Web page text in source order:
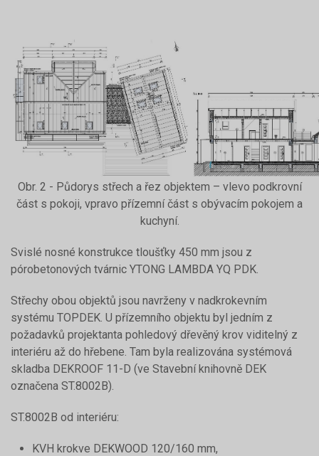
Obr. 2 - Půdorys střech a řez objektem – vlevo podkrovní
část s pokoji, vpravo přízemní část s obývacím pokojem a
kuchyní.
Svislé nosné konstrukce tloušťky 450 mm jsou z
pórobetonových tvárnic YTONG LAMBDA YQ PDK.
Střechy obou objektů jsou navrženy v nadkrokevním
systému TOPDEK. U přízemního objektu byl jedním z
požadavků projektanta pohledový dřevěný krov viditelný z
interiéru až do hřebene. Tam byla realizována systémová
skladba DEKROOF 11-D (ve Stavební knihovně DEK
označena ST.8002B).
ST.8002B od interiéru:
KVH krokve DEKWOOD 120/160 mm,